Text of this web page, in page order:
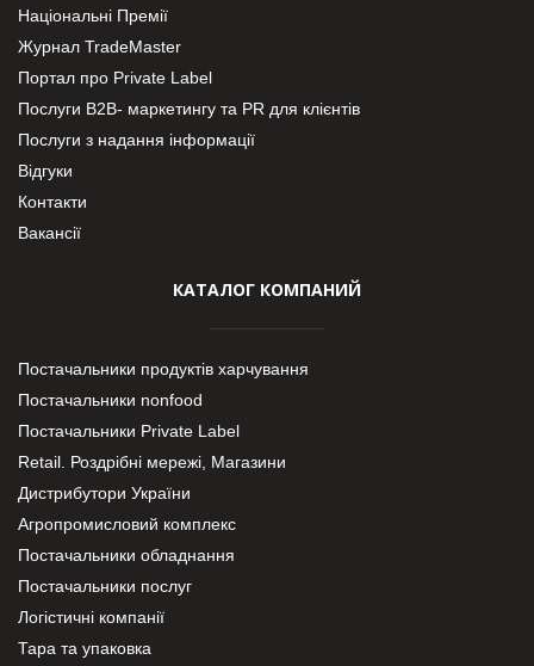
Національні Премії
Журнал TradeMaster
Портал про Private Label
Послуги В2В- маркетингу та PR для клієнтів
Послуги з надання інформації
Відгуки
Контакти
Вакансії
КАТАЛОГ КОМПАНИЙ
Постачальники продуктів харчування
Постачальники nonfood
Постачальники Private Label
Retail. Роздрібні мережі, Магазини
Дистрибутори України
Агропромисловий комплекс
Постачальники обладнання
Постачальники послуг
Логістичні компанії
Тара та упаковка